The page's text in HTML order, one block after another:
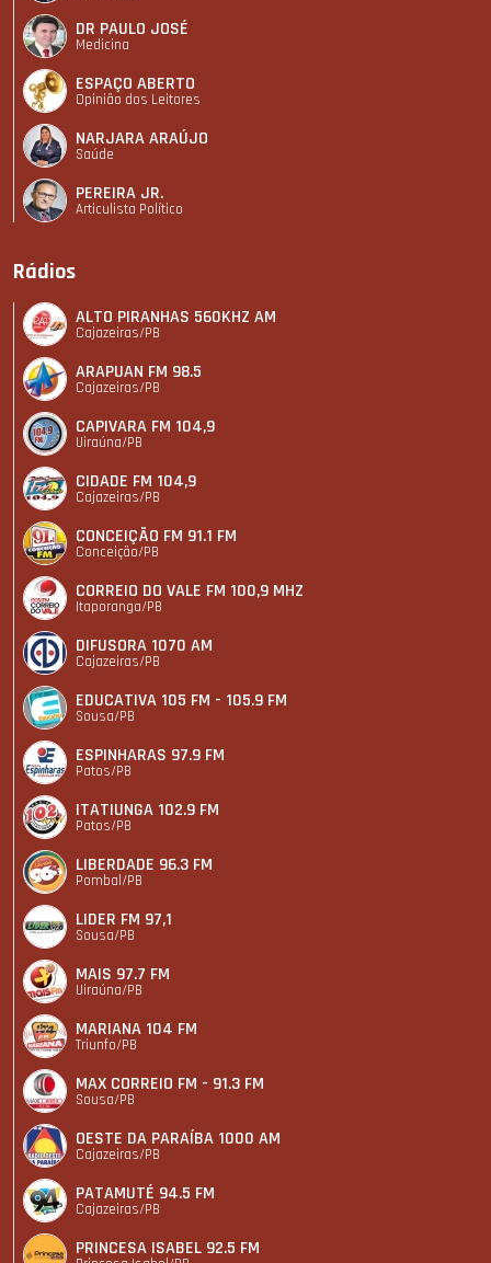
DR PAULO JOSÉ
Medicina
ESPAÇO ABERTO
Opinião dos Leitores
NARJARA ARAÚJO
Saúde
PEREIRA JR.
Articulista Polí­tico
Rádios
ALTO PIRANHAS 560KHZ AM
Cajazeiras/PB
ARAPUAN FM 98.5
Cajazeiras/PB
CAPIVARA FM 104,9
Uiraúna/PB
CIDADE FM 104,9
Cajazeiras/PB
CONCEIÇÃO FM 91.1 FM
Conceição/PB
CORREIO DO VALE FM 100,9 MHZ
Itaporanga/PB
DIFUSORA 1070 AM
Cajazeiras/PB
EDUCATIVA 105 FM - 105.9 FM
Sousa/PB
ESPINHARAS 97.9 FM
Patos/PB
ITATIUNGA 102.9 FM
Patos/PB
LIBERDADE 96.3 FM
Pombal/PB
LIDER FM 97,1
Sousa/PB
MAIS 97.7 FM
Uiraúna/PB
MARIANA 104 FM
Triunfo/PB
MAX CORREIO FM - 91.3 FM
Sousa/PB
OESTE DA PARAÍBA 1000 AM
Cajazeiras/PB
PATAMUTÉ 94.5 FM
Cajazeiras/PB
PRINCESA ISABEL 92.5 FM